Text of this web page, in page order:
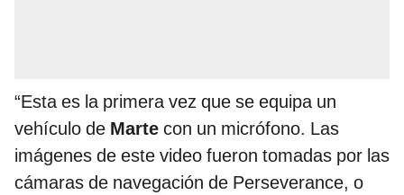
“Esta es la primera vez que se equipa un
vehículo de Marte con un micrófono. Las
imágenes de este video fueron tomadas por las
cámaras de navegación de Perseverance, o